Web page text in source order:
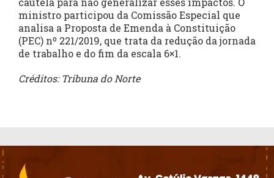
ministro participou da Comissão Especial que
analisa a Proposta de Emenda à Constituição
(PEC) nº 221/2019, que trata da redução da jornada
de trabalho e do fim da escala 6×1.
Créditos: Tribuna do Norte